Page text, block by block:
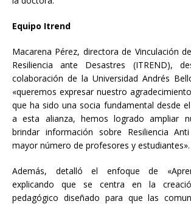
Equipo Itrend
Macarena Pérez, directora de Vinculación
Resiliencia ante Desastres (ITREND),
colaboración de la Universidad Andrés
«queremos expresar nuestro
que ha sido una socia fundamental desde
a esta alianza, hemos logrado ampliar
brindar información sobre Resiliencia
mayor número de profesores y estudiantes».
Además, detalló el enfoque de
explicando que se centra en la
pedagógico diseñado para que las